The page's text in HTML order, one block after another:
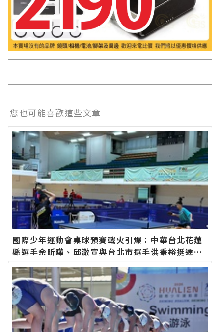
您也可能喜歡這些文章
國際少年運動會桌球預賽戰火引爆：中華台北花蓮
縣選手余昕曄、邱澈宣與台北市選手洪秉裕挺進男
子單打八強∣花蓮新聞網官方網站各類新聞－最快
速的今日新聞報導 最新的在地資訊！